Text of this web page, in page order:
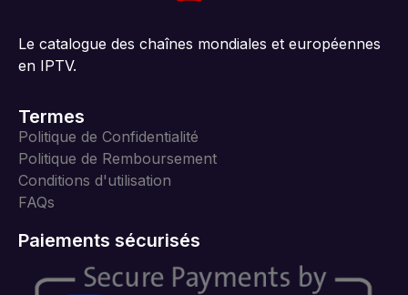
Le catalogue des chaînes mondiales et européennes
en IPTV.
Termes
Politique de Confidentialité
Politique de Remboursement
Conditions d'utilisation
FAQs
Paiements sécurisés